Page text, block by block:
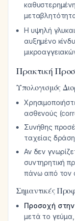
Η υψηλή
αυξημένο
Πρακτική
Υπολογισμός
ασθενούς
Συνήθης
ταχείας
Αν δεν
συντηρητική
πάνω από τον
Σημαντικές
Προσοχή στην
μετά το